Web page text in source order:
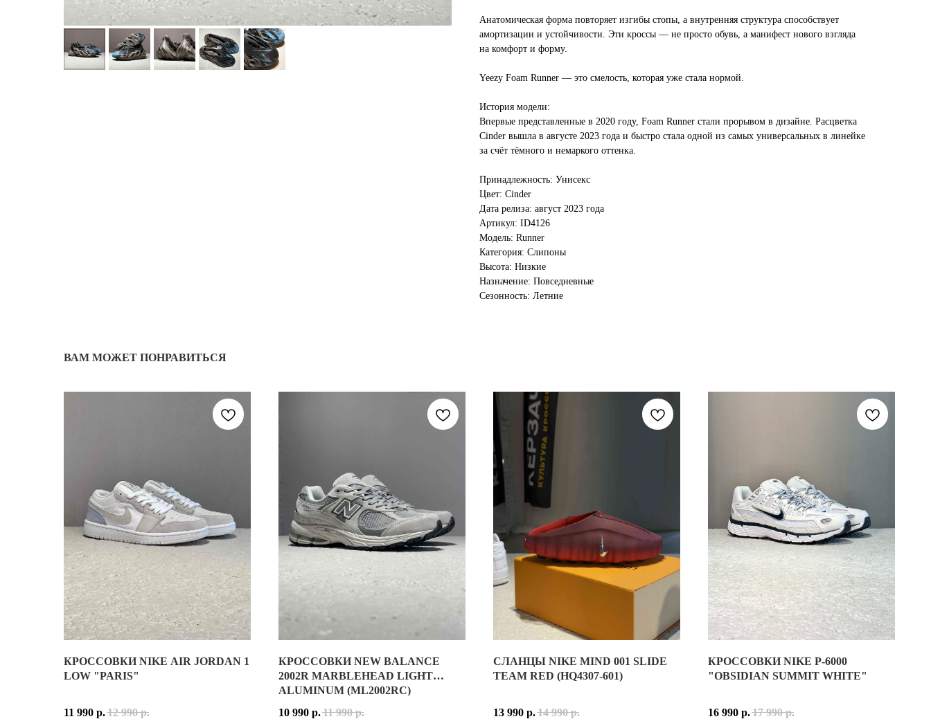
Анатомическая форма повторяет изгибы стопы, а внутренняя структура способствует
амортизации и устойчивости. Эти кроссы — не просто обувь, а манифест нового взгляда
на комфорт и форму.
Yeezy Foam Runner — это смелость, которая уже стала нормой.
История модели:
Впервые представленные в 2020 году, Foam Runner стали прорывом в дизайне. Расцветка
Cinder вышла в августе 2023 года и быстро стала одной из самых универсальных в линейке
за счёт тёмного и немаркого оттенка.
Принадлежность: Унисекс
Цвет: Cinder
Дата релиза: август 2023 года
Артикул: ID4126
Модель: Runner
Категория: Слипоны
Высота: Низкие
Назначение: Повседневные
Сезонность: Летние
ВАМ МОЖЕТ ПОНРАВИТЬСЯ
КРОССОВКИ NIKE AIR JORDAN 1
LOW "PARIS"
11 990 р.12 990 р.
КРОССОВКИ NEW BALANCE
2002R MARBLEHEAD LIGHT
ALUMINUM (ML2002RC)
КРОССОВКИ NEW BALANCE 2002R MARBLEHEAD LIGHT ALUMINUM (ML2002RC)
NEW BALANCE 2002R MARBLEHEAD LIGHT ALUMINUM — ОДНА ИЗ САМЫХ УЗНАВАЕМЫХ РАСЦВЕТОК ПОПУЛЯРНОГО СИЛУЭТА
10 990 р.11 990 р.
СЛАНЦЫ NIKE MIND 001 SLIDE
TEAM RED (HQ4307-601)
СЛАНЦЫ NIKE MIND 001 SLIDE TEAM RED (HQ4307-601)
13 990 р.14 990 р.
КРОССОВКИ NIKE P-6000
"OBSIDIAN SUMMIT WHITE"
16 990 р.17 990 р.